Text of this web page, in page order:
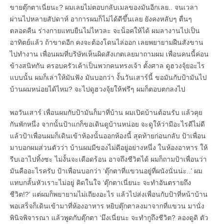
ขายตุ๊กตาเนี่ยนะ? ผมเลยไม่ตอบกลับเมลของมันอีกเลย.. จนเวลา
ผ่านไปหลายสัปดาห์ อาการผมก็ไม่ได้ดีขึ้นเลย ยังคงหลับๆ ตื่นๆ
ตลอดคืน ร่างกายแทบยืนไม่ไหวละ จะน็อคให้ได้ ผมลางานไปเป็น
อาทิตย์แล้ว ถ้าขาดอีก คงจะต้องโดนไล่ออก เลยพยายามฝืนสังขาน
ไปทำงาน เพื่อนผมที่บริษัทเห็นผิดสังเกตเลยมาถามผม เพื่อนคนนี้ค่อน
ข้างสนิทกัน ครอบครัวเค้าเป็นพวกคนทรงเจ้า ตั้งศาล ดูฮวงจุ้ยอะไร
แบบนั้น ผมก็เล่าให้มันฟัง มันบอกว่า งั้นวันเสาร์นี้ ขอมันกับป้ามันไป
บ้านผมหน่อยได้ไหม? จะไปดูฮวงจุ้ยให้ฟรีๆ ผมก็ตอบตกลงไป
พอวันเสาร์ เพื่อนผมกับป้ามันก็มาที่บ้าน ผมเปิดบ้านต้อนรับ แล้วคุย
กันพักหนึ่ง จากนั้นป้าแกก็ขอเดินดูบ้านหน่อย จะดูให้ว่ามีอะไรดีไม่ดี
แล้วป้าเพื่อนผมก็เดินเข้าห้องนั้นออกห้องนี้ สุดท้ายก่อนกลับ ป้าเพื่อน
มาบอกผมส่วนตัวว่า บ้านผมมีของไม่ดีอยู่อย่างหนึ่ง ในห้องอาหาร ให้
รีบเอาไปทิ้งซะ ไม่งั้นจะเดือดร้อน อาจถึงชีวิตได้ ผมก็ถามป้าเพื่อนว่า
มันคืออะไรครับ ป้าเพื่อนบอกว่า ‘ตุ๊กตาที่แขวนอยู่ที่ผนังนั่นน่ะ..’ ผม
แทบกลั้นหัวเราะไม่อยู่ คิดในใจ ‘ตุ๊กตาเนี่ยนะ จะทำอันตรายถึง
ชีวิต!?’ แต่ผมก็พยายามไม่เถียงอะไร แล้วไปส่งเพื่อนกับป้าที่หน้าบ้าน
พอเสร็จก็เดินเข้ามาที่ห้องอาหาร หยิบตุ๊กตาลงมาจากที่แขวน มานั่ง
พินิจพิจารณา แล้วพูดกับตุ๊กตา ‘มึงเนี่ยนะ จะทำกูถึงชีวิต? ลองดูดิ ตัว